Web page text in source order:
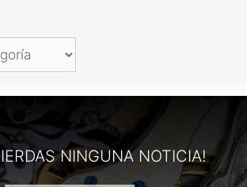
NINGUNA NOTICIA!